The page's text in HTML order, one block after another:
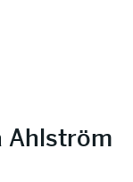
Ahlström